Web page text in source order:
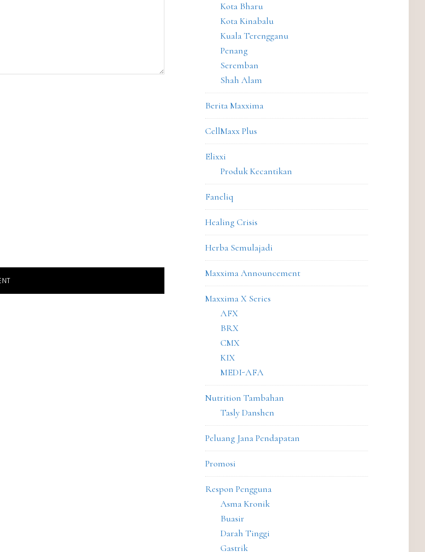
Kota Bharu
Kota Kinabalu
Kuala Terengganu
Penang
Seremban
Shah Alam
Berita Maxxima
CellMaxx Plus
Elixxi
Produk Kecantikan
Faneliq
Healing Crisis
Herba Semulajadi
Maxxima Announcement
Maxxima X Series
AFX
BRX
CMX
KIX
MEDI-AFA
Nutrition Tambahan
Tasly Danshen
Peluang Jana Pendapatan
Promosi
Respon Pengguna
Asma Kronik
Buasir
Darah Tinggi
Gastrik